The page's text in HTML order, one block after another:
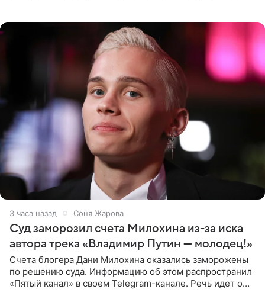
3 часа назад Соня Жарова
Суд заморозил счета Милохина из-за иска
автора трека «Владимир Путин — молодец!»
Счета блогера Дани Милохина оказались заморожены
по решению суда. Информацию об этом распространил
«Пятый канал» в своем Telegram-канале. Речь идет о